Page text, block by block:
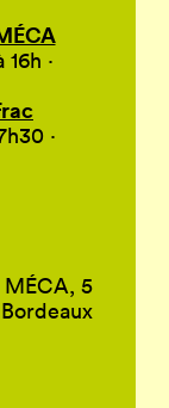
16h ·
·
5